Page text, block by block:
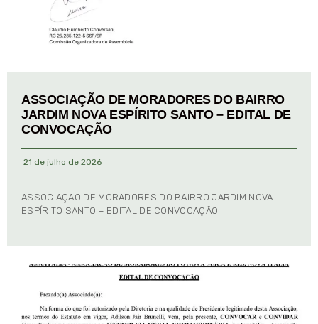
ASSOCIAÇÃO DE MORADORES DO BAIRRO
JARDIM NOVA ESPÍRITO SANTO – EDITAL DE
CONVOCAÇÃO
21 de julho de 2026
ASSOCIAÇÃO DE MORADORES DO BAIRRO JARDIM NOVA
ESPÍRITO SANTO – EDITAL DE CONVOCAÇÃO